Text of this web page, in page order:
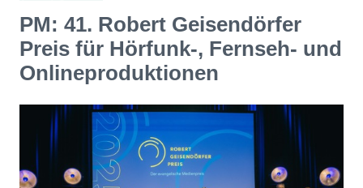
PM: 41. Robert Geisendörfer
Preis für Hörfunk-, Fernseh- und
Onlineproduktionen